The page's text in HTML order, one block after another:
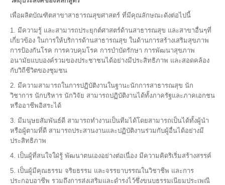
เพื่อผลิตบัณฑิตสาขาสาธารณสุขศาสตร์ ที่มีคุณลักษณะดังต่อไปนี้
1. มีความรู้ และสามารถประยุกต์ศาสตร์ด้านสาธารณสุข และสาขาอื่นๆที่
เกี่ยวข้อง ในการให้บริการด้านสาธารณสุข ในด้านการสร้างเสริมสุขภาพ
การป้องกันโรค การควบคุมโรค การบำบัดรักษา การพัฒนาสุขภาพ
อนามัยแบบองค์รวมของประชาชนได้อย่างมีประสิทธิภาพ และสอดคล้อง
กับวิถีชีวิตของชุมชน
2. มีความสามารถในการปฏิบัติงานในฐานะนักการสาธารณสุข นัก
วิชาการ นักบริหาร นักวิจัย สามารถปฏิบัติงานได้ทั้งภาครัฐและภาคเอกชน
หรืออาชีพอิสระได้
3. มีมนุษยสัมพันธ์ดี สามารถทำงานเป็นทีมได้โดยสามารถเป็นได้ทั้งผู้นำ
หรือผู้ตามที่ดี สามารถประสานงานและปฏิบัติงานร่วมกับผู้อื่นได้อย่างมี
ประสิทธิภาพ
4. เป็นผู้ที่สนใจใฝ่รู้ พัฒนาตนเองอย่างต่อเนื่อง มีความคิดริเริ่มสร้างสรรค์
5. เป็นผู้มีคุณธรรม จริยธรรม และจรรยาบรรณในวิชาชีพ และการ
ประกอบอาชีพ รวมถึงการส่งเสริมและดำรงไว้ซึ่งขนบธรรมเนียมประเพณี